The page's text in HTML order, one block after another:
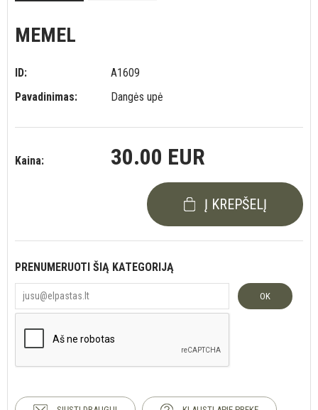
MEMEL
ID:
A1609
Pavadinimas:
Dangės upė
Kaina: 30.00 EUR
Į KREPŠELĮ
PRENUMERUOTI ŠIĄ KATEGORIJĄ
OK